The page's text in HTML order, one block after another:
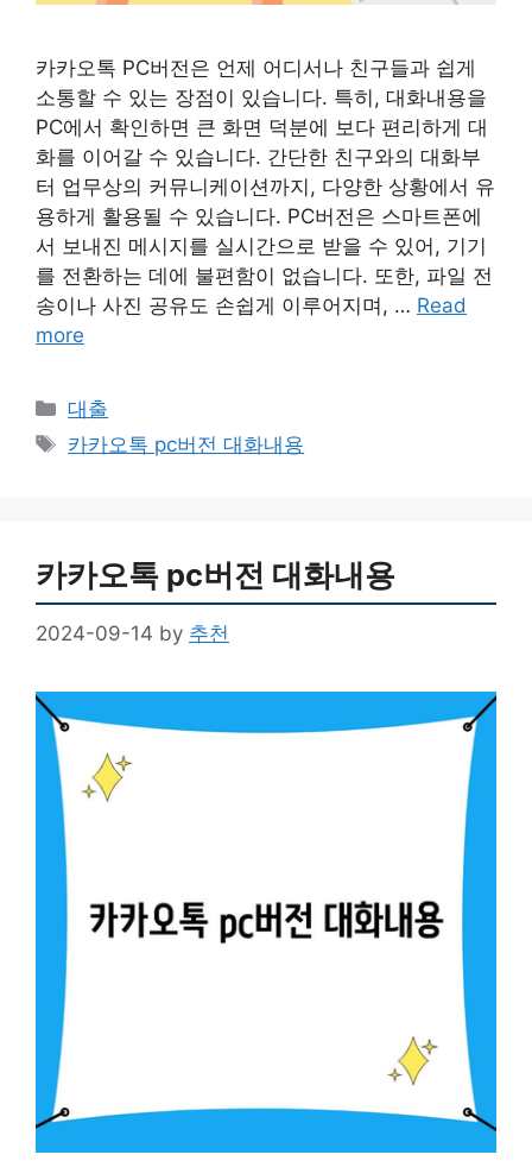
카카오톡 PC버전은 언제 어디서나 친구들과 쉽게
소통할 수 있는 장점이 있습니다. 특히, 대화내용을
PC에서 확인하면 큰 화면 덕분에 보다 편리하게 대
화를 이어갈 수 있습니다. 간단한 친구와의 대화부
터 업무상의 커뮤니케이션까지, 다양한 상황에서 유
용하게 활용될 수 있습니다. PC버전은 스마트폰에
서 보내진 메시지를 실시간으로 받을 수 있어, 기기
를 전환하는 데에 불편함이 없습니다. 또한, 파일 전
송이나 사진 공유도 손쉽게 이루어지며, … Read
more
Categories
대출
Tags
카카오톡 pc버전 대화내용
카카오톡 pc버전 대화내용
2024-09-14 by 추천